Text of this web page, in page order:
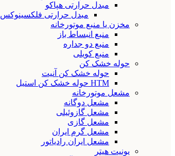
مبدل حرارتی هپاکو
مبدل حرارتی فلکسینوکس
مخزن یا منبع موتورخانه
منبع انبساط باز
منبع دو جداره
منبع کویلی
حوله خشک کن
حوله خشک کن آنیت
HTM حوله خشک کن استیل
مشعل موتورخانه
مشعل دوگانه
مشعل گازوئیلی
مشعل گازی
مشعل گرم ایران
مشعل ایران رادیاتور
یونیت هیتر